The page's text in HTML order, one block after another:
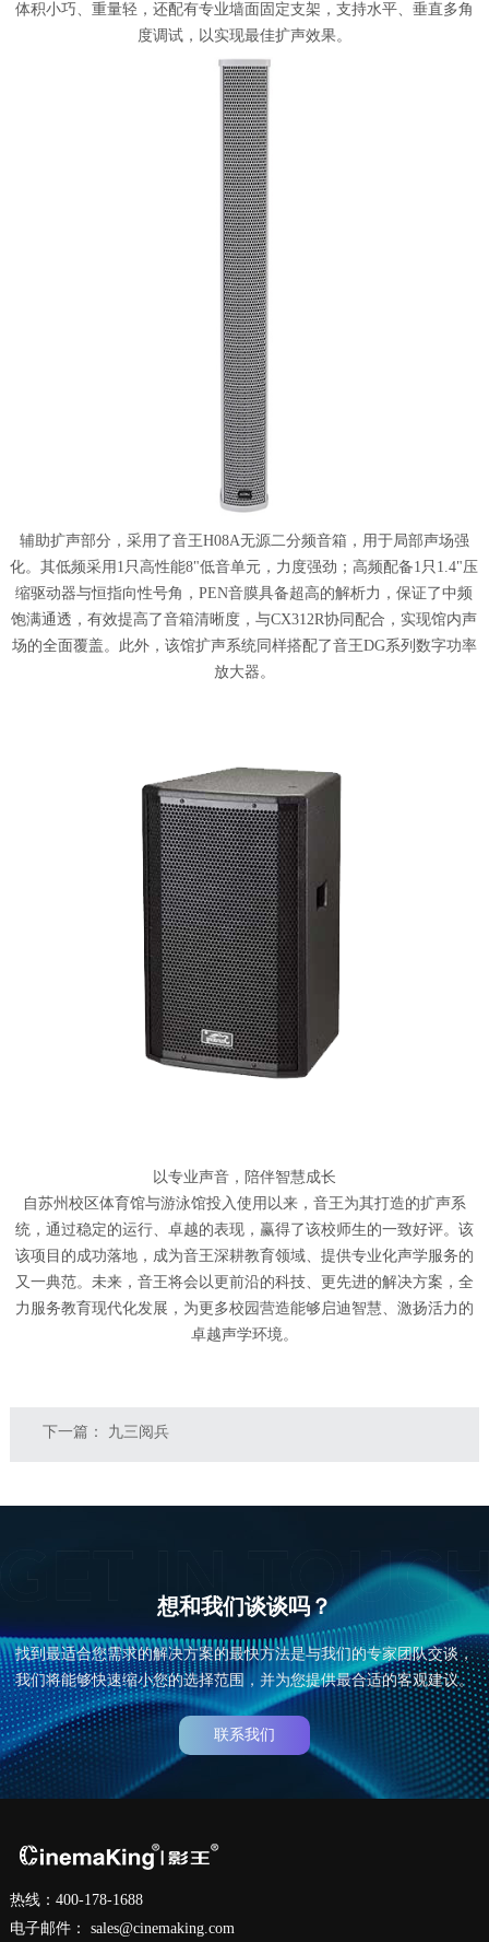
体积小巧、重量轻，还配有专业墙面固定支架，支持水平、垂直多角
度调试，以实现最佳扩声效果。
辅助扩声部分，采用了音王H08A无源二分频音箱，用于局部声场强
化。其低频采用1只高性能8"低音单元，力度强劲；高频配备1只1.4"压
缩驱动器与恒指向性号角，PEN音膜具备超高的解析力，保证了中频
饱满通透，有效提高了音箱清晰度，与CX312R协同配合，实现馆内声
场的全面覆盖。此外，该馆扩声系统同样搭配了音王DG系列数字功率
放大器。
以专业声音，陪伴智慧成长
自苏州校区体育馆与游泳馆投入使用以来，音王为其打造的扩声系
统，通过稳定的运行、卓越的表现，赢得了该校师生的一致好评。该
该项目的成功落地，成为音王深耕教育领域、提供专业化声学服务的
又一典范。未来，音王将会以更前沿的科技、更先进的解决方案，全
力服务教育现代化发展，为更多校园营造能够启迪智慧、激扬活力的
卓越声学环境。
下一篇： 九三阅兵
想和我们谈谈吗？
找到最适合您需求的解决方案的最快方法是与我们的专家团队交谈，
我们将能够快速缩小您的选择范围，并为您提供最合适的客观建议。
联系我们
热线：400-178-1688
电子邮件： sales@cinemaking.com